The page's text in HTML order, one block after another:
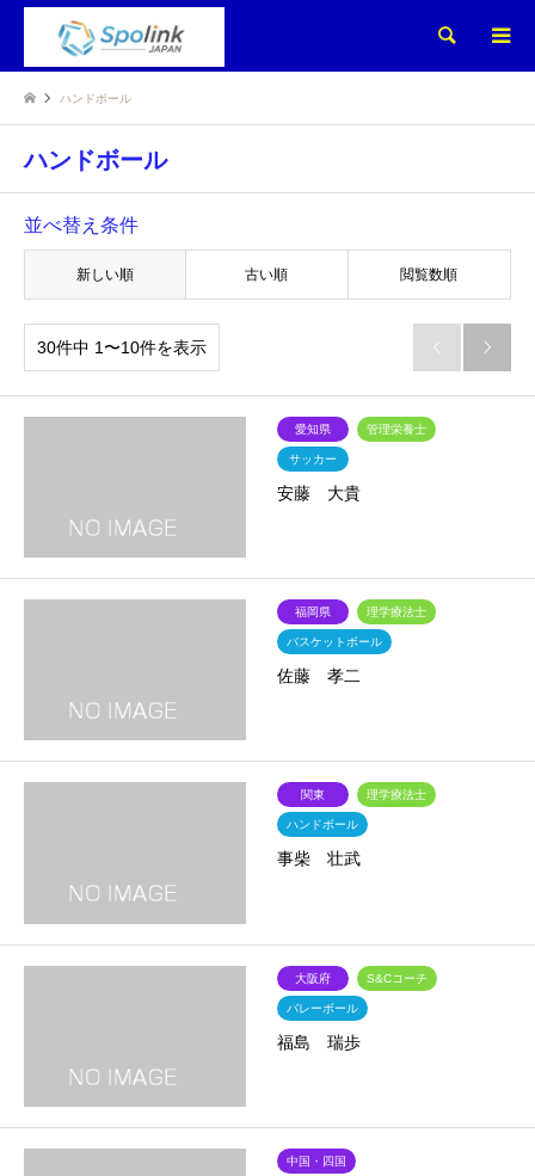
検索
ハンドボール
ハンドボール
並べ替え条件
新しい順 古い順 閲覧数順
30件中 1〜10件を表示  
愛知県 管理栄養士
サッカー
安藤 大貴
福岡県 理学療法士
バスケットボール
佐藤 孝二
関東 理学療法士
ハンドボール
事柴 壮武
大阪府 S&Cコーチ
バレーボール
福島 瑞歩
中国・四国